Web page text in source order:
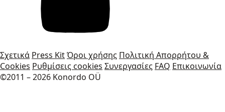
Σχετικά Press KitΌροι χρήσης Πολιτική Απορρήτου &
Cookies Ρυθμίσεις cookies Συνεργασίες FAQ Επικοινωνία
©2011 – 2026 Konordo OÜ